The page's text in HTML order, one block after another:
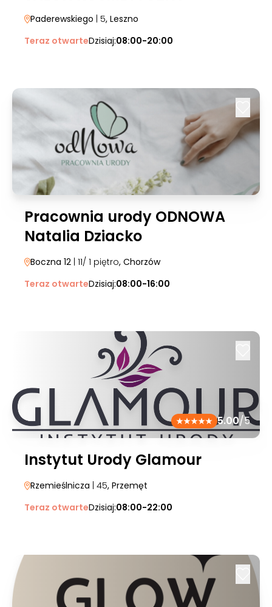
Paderewskiego | 5, Leszno
Teraz otwarteDzisiaj:08:00-20:00
Pracownia urody ODNOWA
Natalia Dziacko
Boczna 12 | 11/ 1 piętro, Chorzów
Teraz otwarteDzisiaj:08:00-16:00
5.00/5
Instytut Urody Glamour
Rzemieślnicza | 45, Przemęt
Teraz otwarteDzisiaj:08:00-22:00